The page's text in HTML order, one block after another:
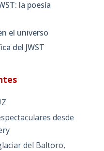
la poesía
el universo
del JWST
desde
del Baltoro,